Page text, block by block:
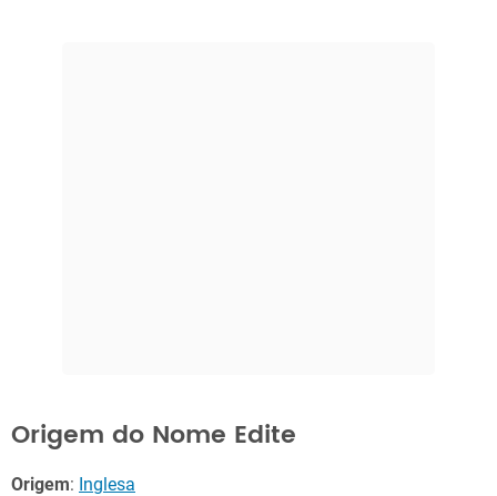
Origem do Nome Edite
Origem: Inglesa